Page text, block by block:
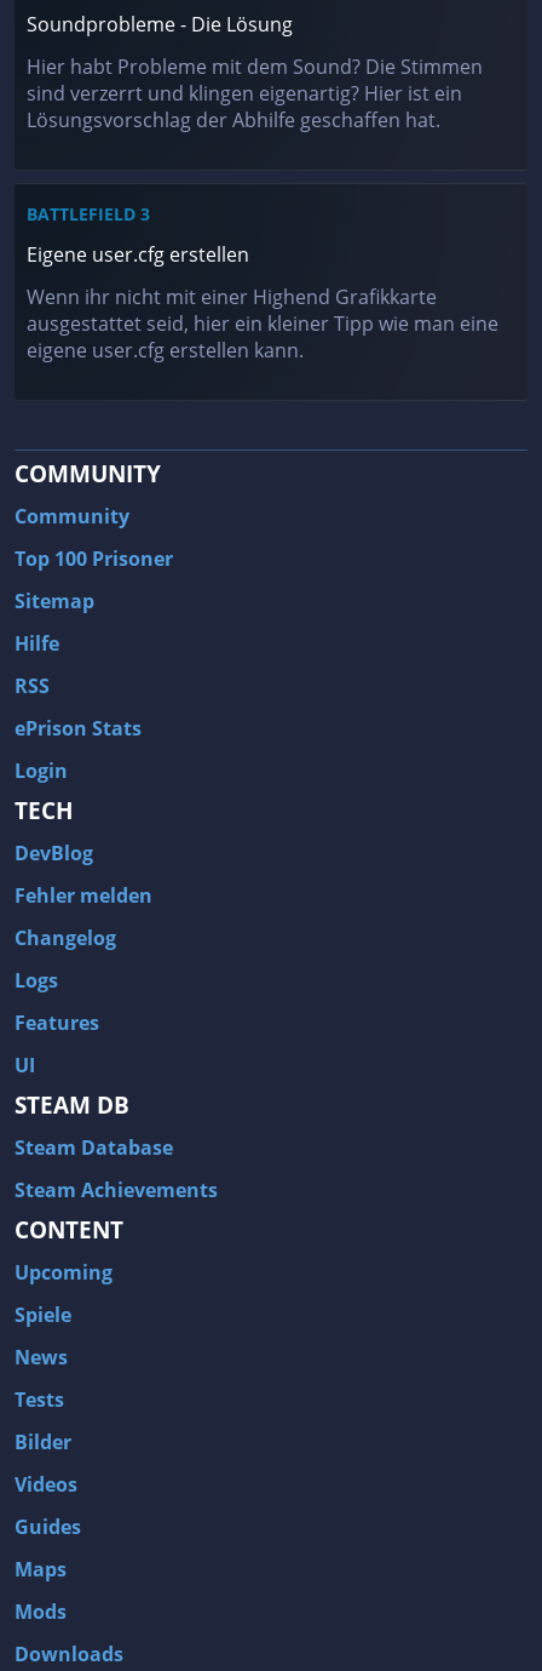
Soundprobleme - Die Lösung
Hier habt Probleme mit dem Sound? Die Stimmen
sind verzerrt und klingen eigenartig? Hier ist ein
Lösungsvorschlag der Abhilfe geschaffen hat.
BATTLEFIELD 3
Eigene user.cfg erstellen
Wenn ihr nicht mit einer Highend Grafikkarte
ausgestattet seid, hier ein kleiner Tipp wie man eine
eigene user.cfg erstellen kann.
COMMUNITY
Community
Top 100 Prisoner
Sitemap
Hilfe
RSS
ePrison Stats
Login
TECH
DevBlog
Fehler melden
Changelog
Logs
Features
UI
STEAM DB
Steam Database
Steam Achievements
CONTENT
Upcoming
Spiele
News
Tests
Bilder
Videos
Guides
Maps
Mods
Downloads